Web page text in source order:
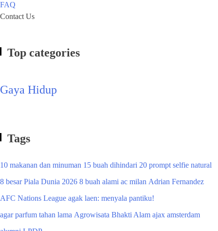
FAQ
Contact Us
Top categories
Gaya Hidup
Tags
10 makanan dan minuman 15 buah dihindari 20 prompt selfie natural
8 besar Piala Dunia 2026 8 buah alami ac milan Adrian Fernandez
AFC Nations League agak laen: menyala pantiku!
agar parfum tahan lama Agrowisata Bhakti Alam ajax amsterdam